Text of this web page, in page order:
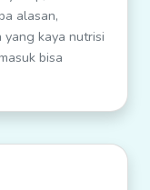
alasan,
kaya nutrisi
bisa